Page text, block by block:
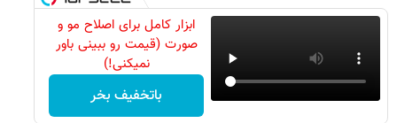
ابزار کامل برای اصلاح مو و
صورت (قیمت رو ببینی باور
نمیکنی!)
باتخفیف بخر